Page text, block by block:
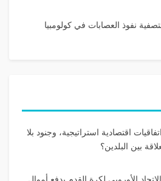
نفوذ العصابات في كولومبيا
اقتصادية استراتيجية، وجنود بلا
بين البلدين؟
الأوروبي لكرة القدم بدفع أموال